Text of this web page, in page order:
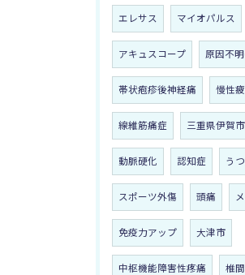
エレサス マイオパルス
アキュスコープ 原因不
帯状疱疹後神経痛 慢性
線維筋痛症 三重県伊賀市
動脈硬化 認知症 う
スポーツ外傷 頭痛
免疫力アップ 大津市
中枢機能障害性疼痛 椎